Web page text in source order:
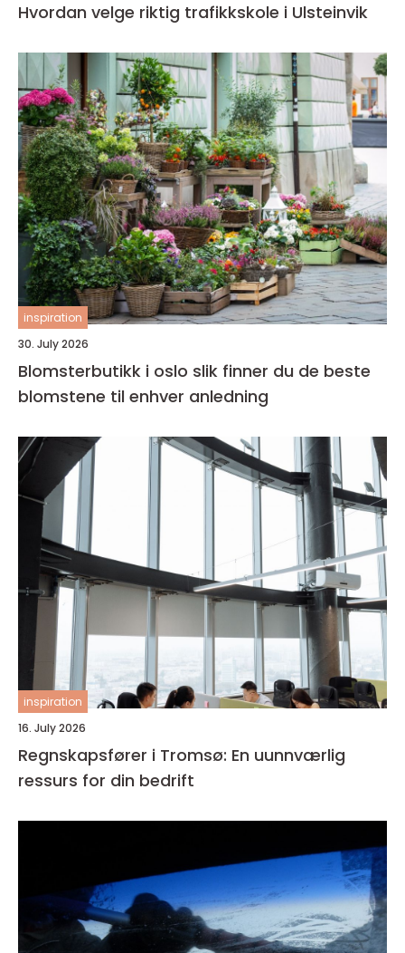
Hvordan velge riktig trafikkskole i Ulsteinvik
inspiration
30. July 2026
Blomsterbutikk i oslo slik finner du de beste
blomstene til enhver anledning
inspiration
16. July 2026
Regnskapsfører i Tromsø: En uunnværlig
ressurs for din bedrift